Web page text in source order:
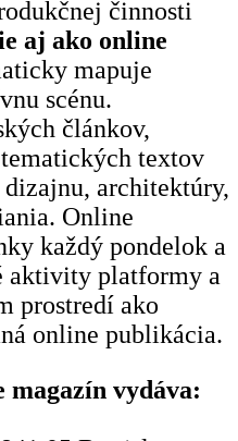
činnosti
aj ako online
mapuje
scénu.
článkov,
textov
architektúry,
Online
každý pondelok a
aktivity platformy a
prostredí ako
online publikácia.
magazín vydáva: